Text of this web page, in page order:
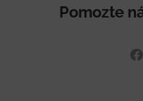
Pomozte